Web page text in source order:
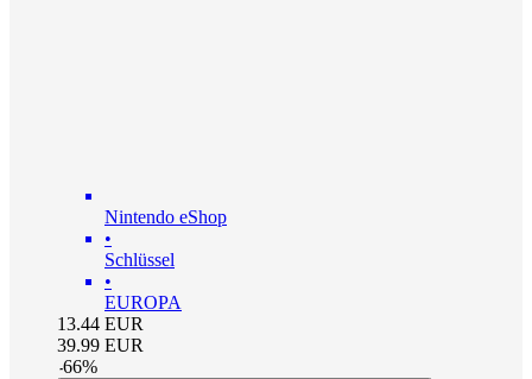
Nintendo eShop
•
Schlüssel
•
EUROPA
13.44 EUR
39.99 EUR
-66%